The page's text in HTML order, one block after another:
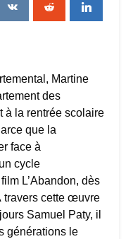
Martine
des
à la rentrée scolaire
que la
face à
cycle
L’Abandon, dès
travers cette œuvre
Samuel Paty, il
générations le